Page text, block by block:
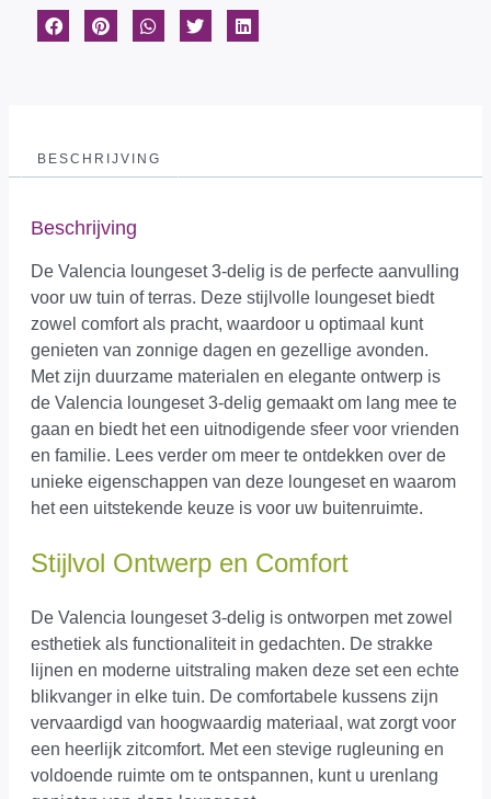
BESCHRIJVING
Beschrijving
De Valencia loungeset 3-delig is de perfecte aanvulling
voor uw tuin of terras. Deze stijlvolle loungeset biedt
zowel comfort als pracht, waardoor u optimaal kunt
genieten van zonnige dagen en gezellige avonden.
Met zijn duurzame materialen en elegante ontwerp is
de Valencia loungeset 3-delig gemaakt om lang mee te
gaan en biedt het een uitnodigende sfeer voor vrienden
en familie. Lees verder om meer te ontdekken over de
unieke eigenschappen van deze loungeset en waarom
het een uitstekende keuze is voor uw buitenruimte.
Stijlvol Ontwerp en Comfort
De Valencia loungeset 3-delig is ontworpen met zowel
esthetiek als functionaliteit in gedachten. De strakke
lijnen en moderne uitstraling maken deze set een echte
blikvanger in elke tuin. De comfortabele kussens zijn
vervaardigd van hoogwaardig materiaal, wat zorgt voor
een heerlijk zitcomfort. Met een stevige rugleuning en
voldoende ruimte om te ontspannen, kunt u urenlang